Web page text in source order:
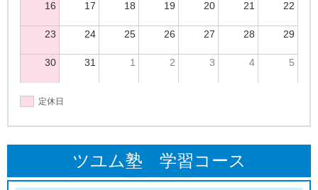
16 17 18 19 20 21 22
23 24 25 26 27 28 29
30 31 1 2 3 4 5
定休日
ツユム塾 学習コース